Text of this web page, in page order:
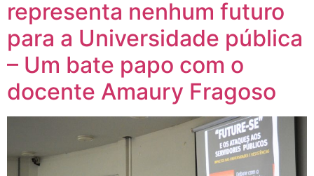
representa nenhum futuro
para a Universidade pública
– Um bate papo com o
docente Amaury Fragoso